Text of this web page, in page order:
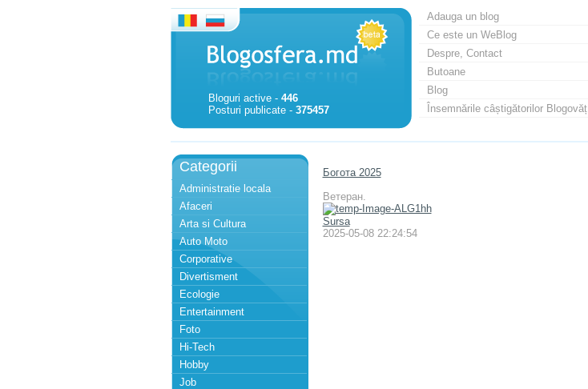
Bloguri active - 446
Posturi publicate - 375457
Adauga un blog
Ce este un WeBlog
Despre, Contact
Butoane
Blog
Însemnările câștigătorilor Blogovăț
Categorii
Administratie locala
Afaceri
Arta si Cultura
Auto Moto
Corporative
Divertisment
Ecologie
Entertainment
Foto
Hi-Tech
Hobby
Job
Богота 2025
Ветеран.
Sursa
2025-05-08 22:24:54